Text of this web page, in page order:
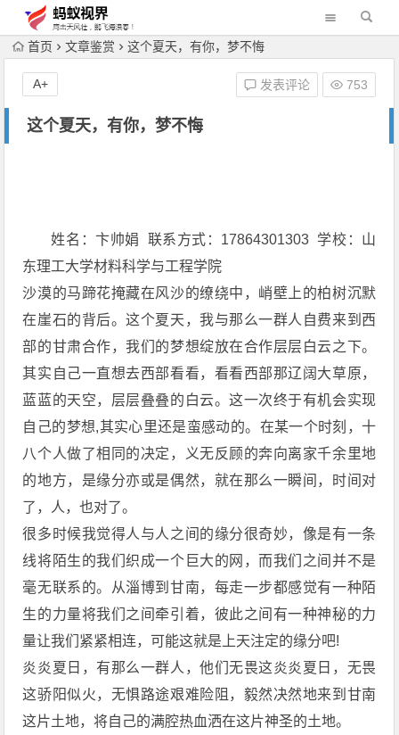
首页 文章鉴赏 这个夏天，有你，梦不悔
这个夏天，有你，梦不悔
发表评论 753
A+
姓名：卞帅娟 联系方式：17864301303 学校：山
东理工大学材料科学与工程学院
沙漠的马蹄花掩藏在风沙的缭绕中，峭壁上的柏树沉默
在崖石的背后。这个夏天，我与那么一群人自费来到西
部的甘肃合作，我们的梦想绽放在合作层层白云之下。
其实自己一直想去西部看看，看看西部那辽阔大草原，
蓝蓝的天空，层层叠叠的白云。这一次终于有机会实现
自己的梦想,其实心里还是蛮感动的。在某一个时刻，十
八个人做了相同的决定，义无反顾的奔向离家千余里地
的地方，是缘分亦或是偶然，就在那么一瞬间，时间对
了，人，也对了。
很多时候我觉得人与人之间的缘分很奇妙，像是有一条
线将陌生的我们织成一个巨大的网，而我们之间并不是
毫无联系的。从淄博到甘南，每走一步都感觉有一种陌
生的力量将我们之间牵引着，彼此之间有一种神秘的力
量让我们紧紧相连，可能这就是上天注定的缘分吧!
炎炎夏日，有那么一群人，他们无畏这炎炎夏日，无畏
这骄阳似火，无惧路途艰难险阻，毅然决然地来到甘南
这片土地，将自己的满腔热血洒在这片神圣的土地。